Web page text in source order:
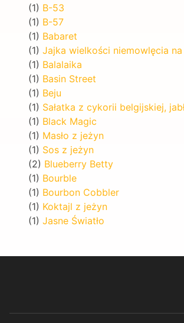
(1) B-53
(1) B-57
(1) Babaret
(1) Jajka wielkości niemowlęcia
(1) Balalaika
(1) Basin Street
(1) Beju
(1) Sałatka z cykorii belgijskiej,
(1) Black Magic
(1) Masło z jeżyn
(1) Sos z jeżyn
(2) Blueberry Betty
(1) Bourble
(1) Bourbon Cobbler
(1) Koktajl z jeżyn
(1) Jasne Światło